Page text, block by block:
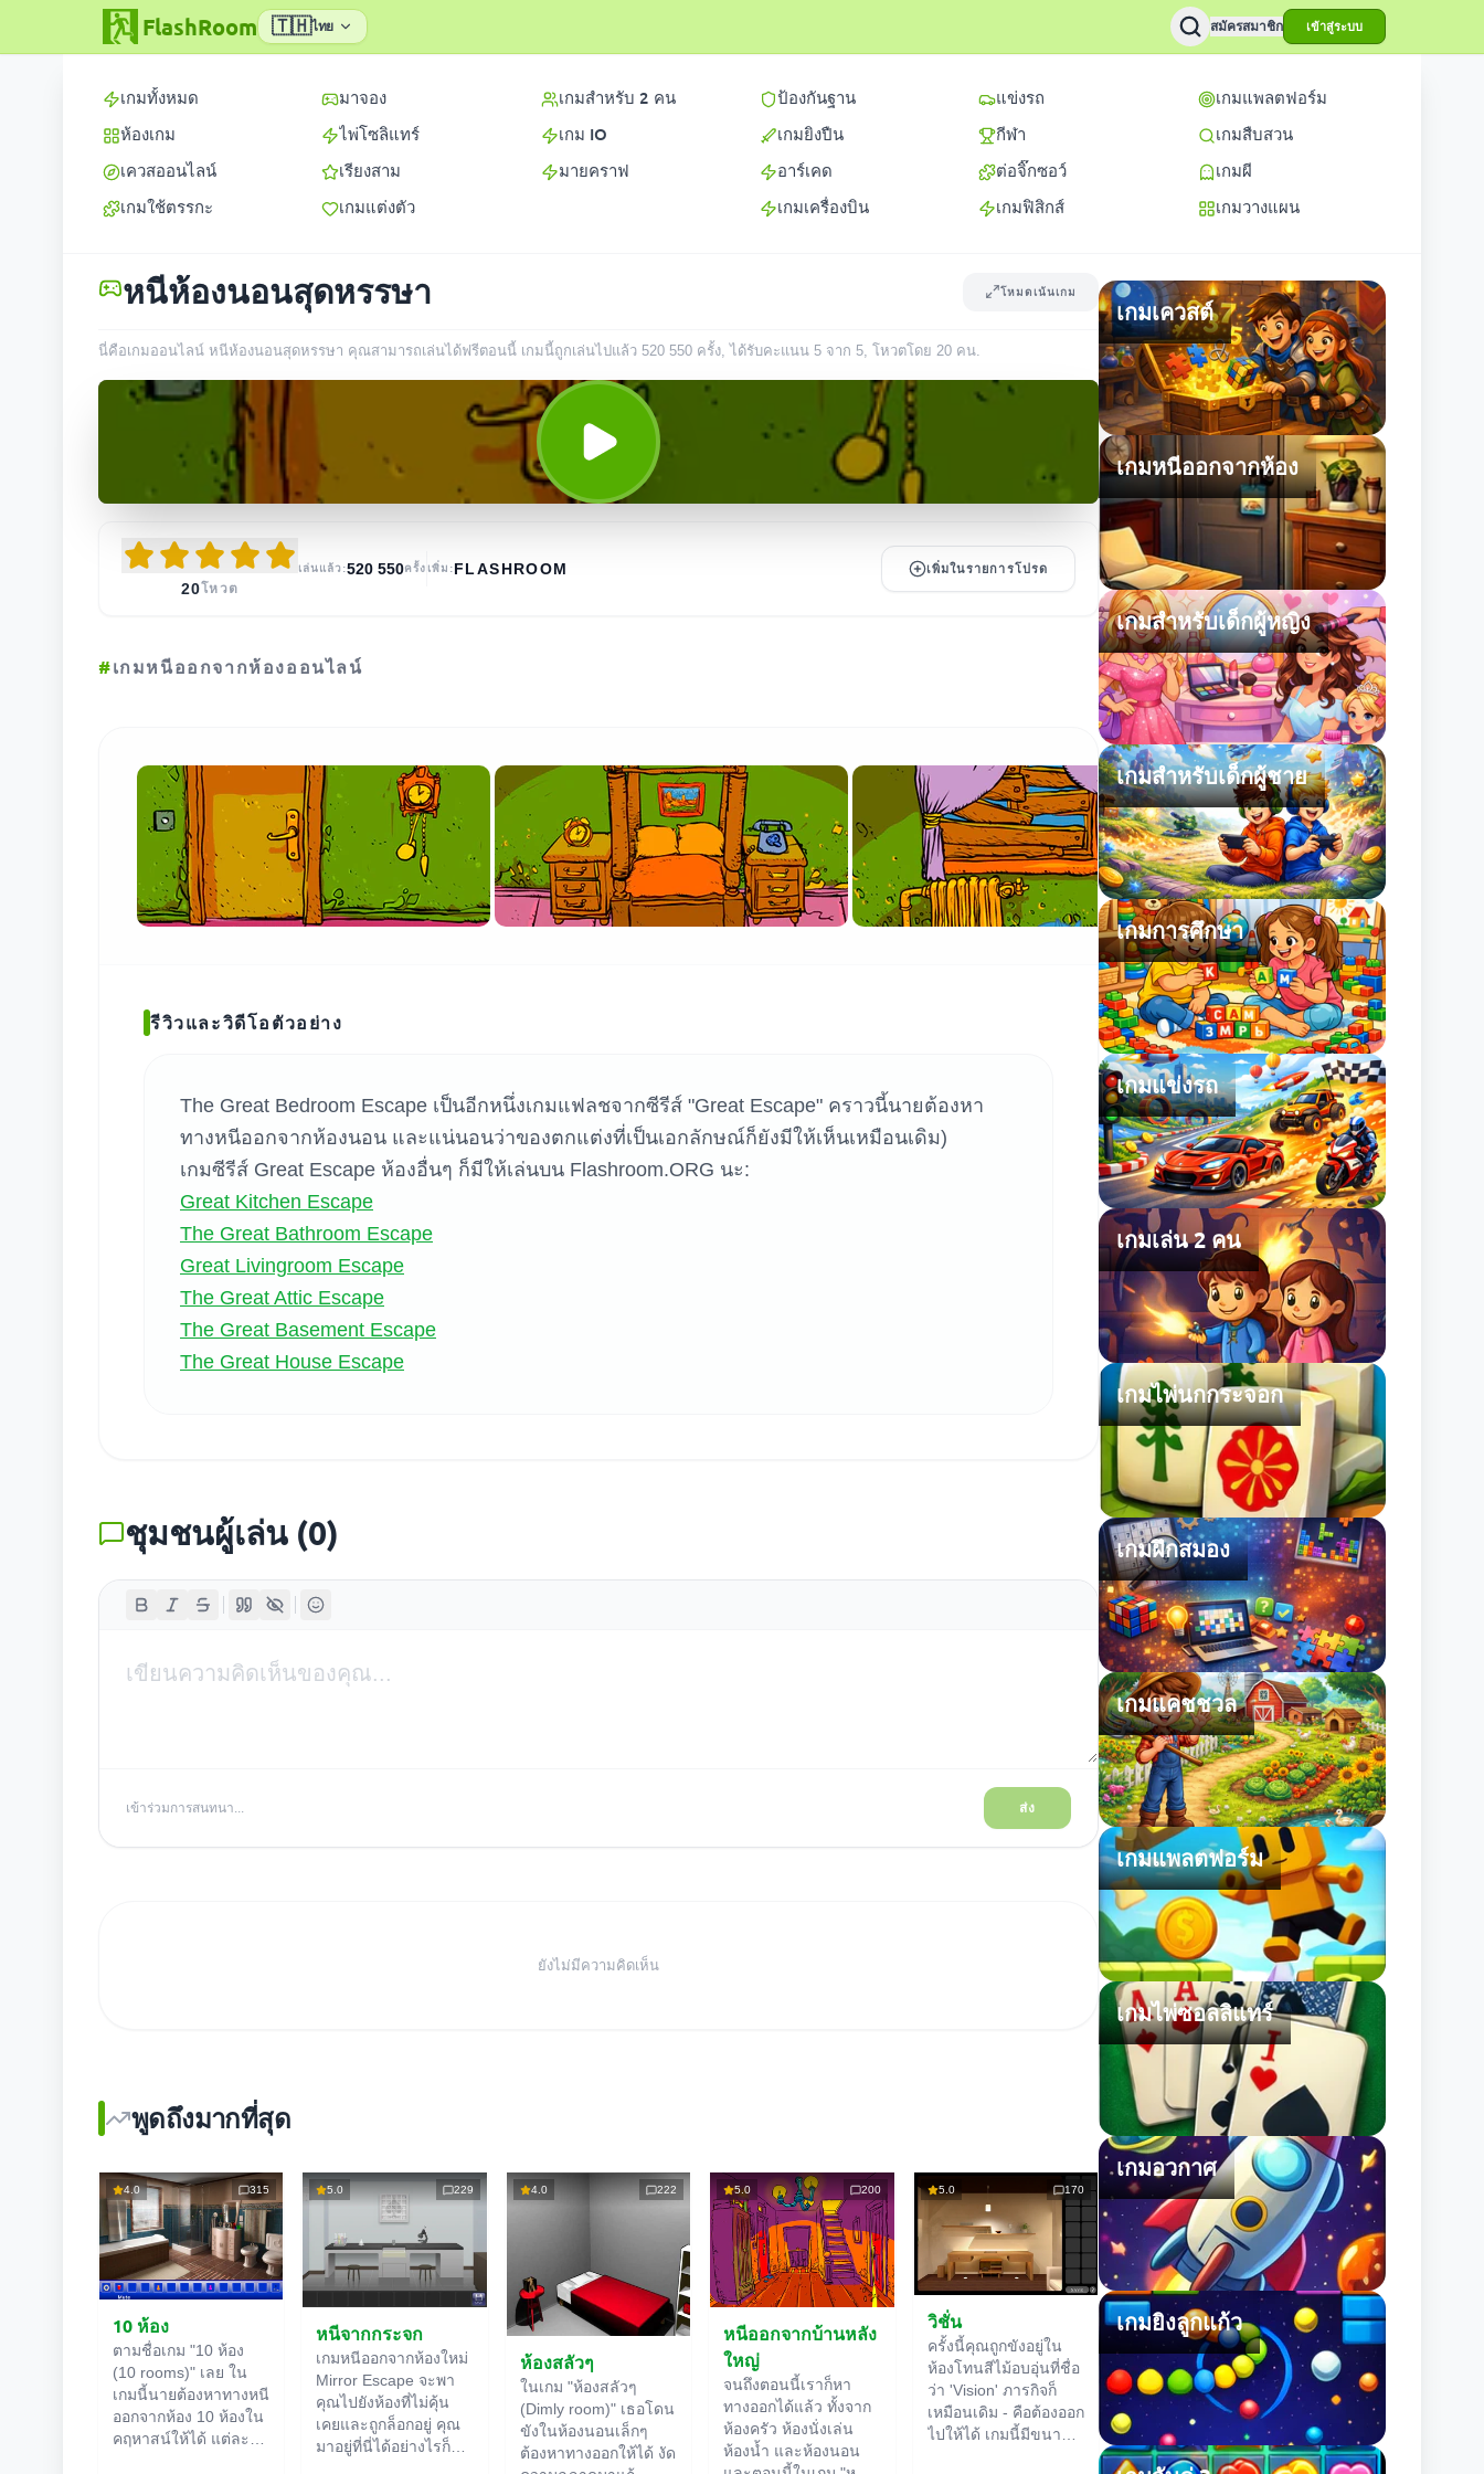
FlashRoom 🇹🇭ไทย สมัครสมาชิก เข้าสู่ระบบ
ค้นหาเกม
เกมทั้งหมด
ห้องเกม
เควสออนไลน์
เกมใช้ตรรกะ
มาจอง
ไพ่โซลิแทร์
เรียงสาม
เกมแต่งตัว
เกมสำหรับ 2 คน
เกม IO
มายคราฟ
ป้องกันฐาน
เกมยิงปืน
อาร์เคด
เกมเครื่องบิน
แข่งรถ
กีฬา
ต่อจิ๊กซอว์
เกมฟิสิกส์
เกมแพลตฟอร์ม
เกมสืบสวน
เกมผี
เกมวางแผน
หนีห้องนอนสุดหรรษา โหมดเน้นเกม
นี่คือเกมออนไลน์ หนีห้องนอนสุดหรรษา คุณสามารถเล่นได้ฟรีตอนนี้ เกมนี้ถูกเล่นไปแล้ว 520 550 ครั้ง, ได้รับคะแนน 5 จาก 5, โหวตโดย 20 คน.
20โหวต
เล่นแล้ว:520 550ครั้ง เพิ่ม:FLASHROOM เพิ่มในรายการโปรด
#เกมหนีออกจากห้องออนไลน์
รีวิวและวิดีโอตัวอย่าง
The Great Bedroom Escape เป็นอีกหนึ่งเกมแฟลชจากซีรีส์ "Great Escape" คราวนี้นายต้องหา
ทางหนีออกจากห้องนอน และแน่นอนว่าของตกแต่งที่เป็นเอกลักษณ์ก็ยังมีให้เห็นเหมือนเดิม)
เกมซีรีส์ Great Escape ห้องอื่นๆ ก็มีให้เล่นบน Flashroom.ORG นะ:
Great Kitchen Escape
The Great Bathroom Escape
Great Livingroom Escape
The Great Attic Escape
The Great Basement Escape
The Great House Escape
ชุมชนผู้เล่น (0)
เข้าร่วมการสนทนา... ส่ง
ยังไม่มีความคิดเห็น
พูดถึงมากที่สุด
4.0 315
10 ห้อง
ตามชื่อเกม "10 ห้อง
(10 rooms)" เลย ใน
เกมนี้นายต้องหาทางหนี
ออกจากห้อง 10 ห้องใน
คฤหาสน์ให้ได้ แต่ละ
5.0 229
หนีจากกระจก
เกมหนีออกจากห้องใหม่
Mirror Escape จะพา
คุณไปยังห้องที่ไม่คุ้น
เคยและถูกล็อกอยู่ คุณ
มาอยู่ที่นี่ได้อย่างไรก็
4.0 222
ห้องสลัวๆ
ในเกม "ห้องสลัวๆ
(Dimly room)" เธอโดน
ขังในห้องนอนเล็กๆ
ต้องหาทางออกให้ได้ งัด
5.0 200
หนีออกจากบ้านหลัง
ใหญ่
จนถึงตอนนี้เราก็หา
ทางออกได้แล้ว ทั้งจาก
ห้องครัว ห้องนั่งเล่น
ห้องน้ำ และห้องนอน
5.0 170
วิชั่น
ครั้งนี้คุณถูกขังอยู่ใน
ห้องโทนสีไม้อบอุ่นที่ชื่อ
ว่า 'Vision' ภารกิจก็
เหมือนเดิม - คือต้องออก
ไปให้ได้ เกมนี้มีขนาด
เกมเควสต์
เกมหนีออกจากห้อง
เกมสำหรับเด็กผู้หญิง
เกมสำหรับเด็กผู้ชาย
เกมการศึกษา
เกมแข่งรถ
เกมเล่น 2 คน
เกมไพ่นกกระจอก
เกมฝึกสมอง
เกมแคชชวล
เกมแพลตฟอร์ม
เกมไพ่ซอลลิแทร์
เกมอวกาศ
เกมยิงลูกแก้ว